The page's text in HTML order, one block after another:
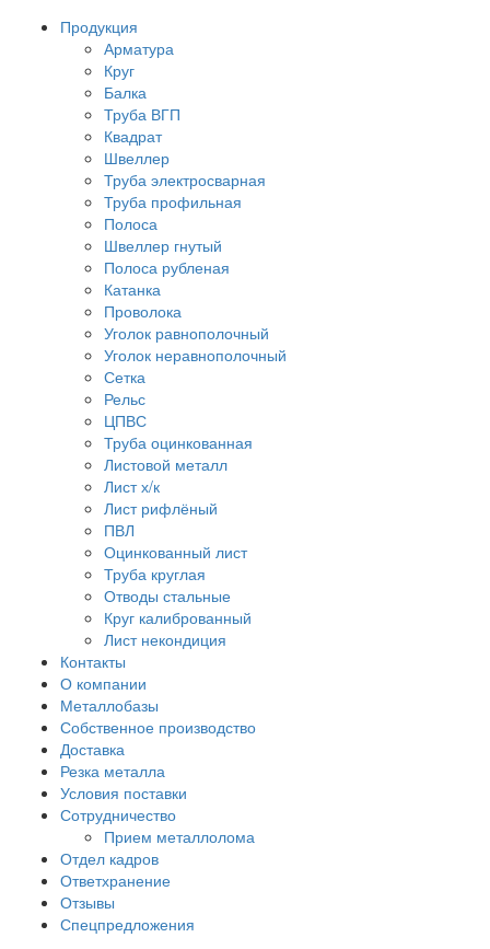
Продукция
Арматура
Круг
Балка
Труба ВГП
Квадрат
Швеллер
Труба электросварная
Труба профильная
Полоса
Швеллер гнутый
Полоса рубленая
Катанка
Проволока
Уголок равнополочный
Уголок неравнополочный
Сетка
Рельс
ЦПВС
Труба оцинкованная
Листовой металл
Лист х/к
Лист рифлёный
ПВЛ
Оцинкованный лист
Труба круглая
Отводы стальные
Круг калиброванный
Лист некондиция
Контакты
О компании
Металлобазы
Собственное производство
Доставка
Резка металла
Условия поставки
Сотрудничество
Прием металлолома
Отдел кадров
Ответхранение
Отзывы
Спецпредложения